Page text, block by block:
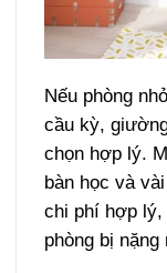
Nếu phòng
cầu kỳ,
chọn hợp lý.
bàn học và
chi phí hợp lý,
phòng bị nặng